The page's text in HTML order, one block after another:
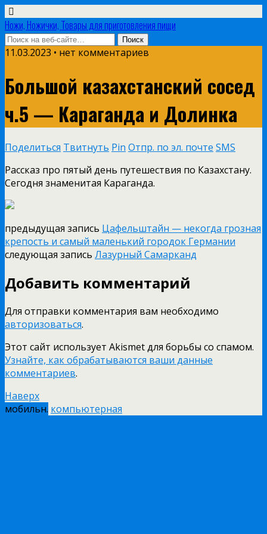
Ножи, Ножички, Товары для приготовления пищи
11.03.2023 • нет комментариев
Большой казахстанский сосед
ч.5 — Караганда и Долинка
Поделиться Твитнуть Pin Отпр. по эл. почте SMS
Рассказ про пятый день путешествия по Казахстану.
Сегодня знаменитая Караганда.
предыдущая запись Цафельштайн — некогда грозная
крепость и самый маленький городок Германии
следующая запись Лазурный Самарканд
Добавить комментарий
Для отправки комментария вам необходимо
авторизоваться.
Этот сайт использует Akismet для борьбы со спамом.
Узнайте, как обрабатываются ваши данные
комментариев.
Наверх
мобильн. компьютерная